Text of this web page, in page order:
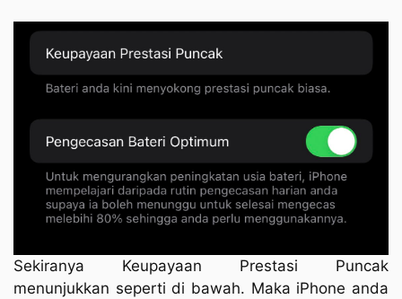
Sekiranya Keupayaan Prestasi Puncak
menunjukkan seperti di bawah. Maka iPhone anda